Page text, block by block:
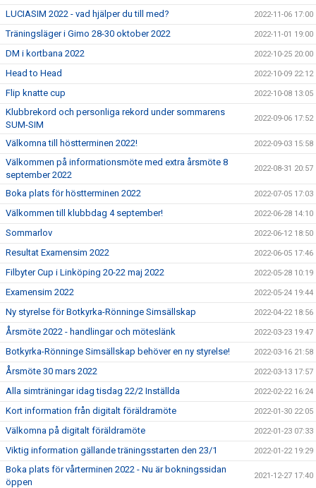
LUCIASIM 2022 - vad hjälper du till med? 2022-11-06 17:00
Träningsläger i Gimo 28-30 oktober 2022 2022-11-01 19:00
DM i kortbana 2022 2022-10-25 20:00
Head to Head 2022-10-09 22:12
Flip knatte cup 2022-10-08 13:05
Klubbrekord och personliga rekord under sommarens
SUM-SIM
2022-09-06 17:52
Välkomna till höstterminen 2022! 2022-09-03 15:58
Välkommen på informationsmöte med extra årsmöte 8
september 2022
2022-08-31 20:57
Boka plats för höstterminen 2022 2022-07-05 17:03
Välkommen till klubbdag 4 september! 2022-06-28 14:10
Sommarlov 2022-06-12 18:50
Resultat Examensim 2022 2022-06-05 17:46
Filbyter Cup i Linköping 20-22 maj 2022 2022-05-28 10:19
Examensim 2022 2022-05-24 19:44
Ny styrelse för Botkyrka-Rönninge Simsällskap 2022-04-22 18:56
Årsmöte 2022 - handlingar och möteslänk 2022-03-23 19:47
Botkyrka-Rönninge Simsällskap behöver en ny styrelse! 2022-03-16 21:58
Årsmöte 30 mars 2022 2022-03-13 17:57
Alla simträningar idag tisdag 22/2 Inställda 2022-02-22 16:24
Kort information från digitalt föräldramöte 2022-01-30 22:05
Välkomna på digitalt föräldramöte 2022-01-23 07:33
Viktig information gällande träningsstarten den 23/1 2022-01-22 19:29
Boka plats för vårterminen 2022 - Nu är bokningssidan
öppen
2021-12-27 17:40